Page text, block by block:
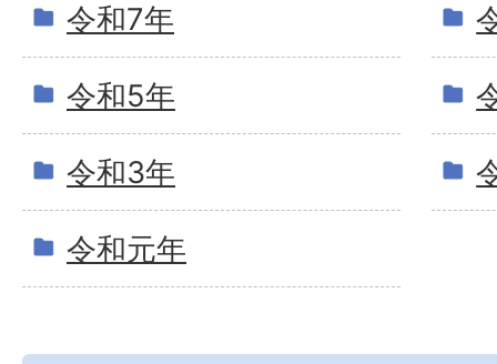
令和7年
令和5年
令和3年
令和元年